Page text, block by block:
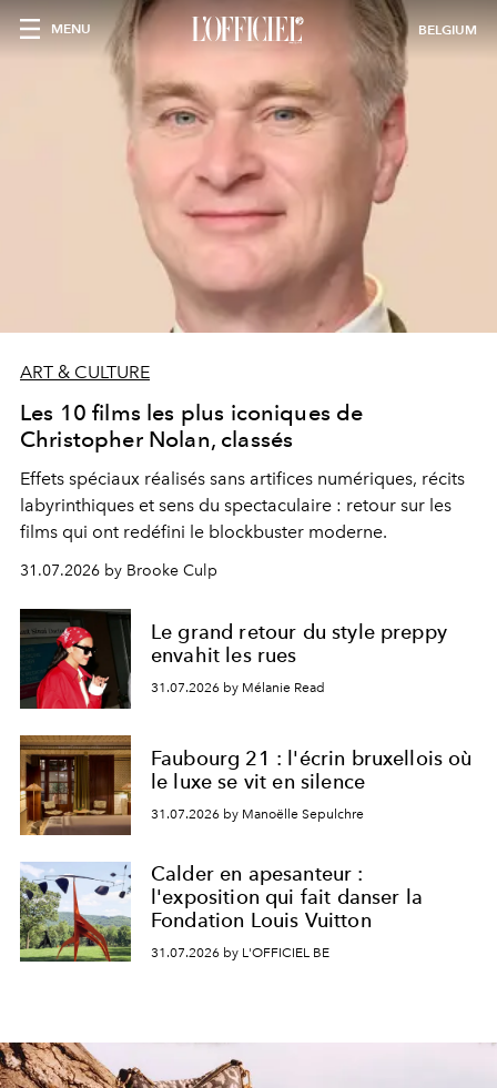
MENU BELGIUM
ART & CULTURE
Les 10 films les plus iconiques de
Christopher Nolan, classés
Effets spéciaux réalisés sans artifices numériques, récits
labyrinthiques et sens du spectaculaire : retour sur les
films qui ont redéfini le blockbuster moderne.
31.07.2026 by Brooke Culp
Le grand retour du style preppy
envahit les rues
31.07.2026 by Mélanie Read
Faubourg 21 : l'écrin bruxellois où
le luxe se vit en silence
31.07.2026 by Manoëlle Sepulchre
Calder en apesanteur :
l'exposition qui fait danser la
Fondation Louis Vuitton
31.07.2026 by L'OFFICIEL BE